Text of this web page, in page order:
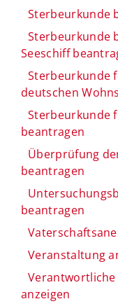
Sterbeurkunde
Sterbeurkunde
Seeschiff
Sterbeurkunde
deutschen
Sterbeurkunde
beantragen
Überprüfung
beantragen
beantragen
Veranstaltung
anzeigen